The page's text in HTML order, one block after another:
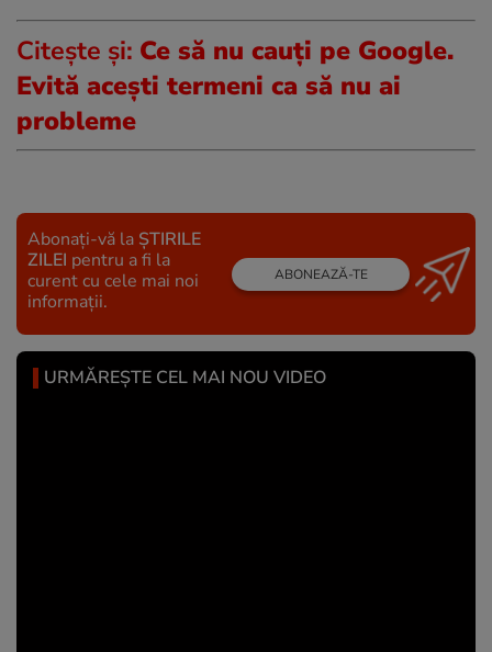
Citește și: Ce să nu cauți pe Google.
Evită acești termeni ca să nu ai
probleme
Abonați-vă la ȘTIRILE
ZILEI pentru a fi la
curent cu cele mai noi
informații.
ABONEAZĂ-TE
URMĂREȘTE CEL MAI NOU VIDEO